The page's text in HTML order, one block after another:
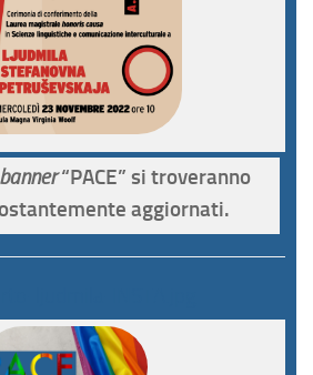
banner“PACE” si troveranno
aggiornati.